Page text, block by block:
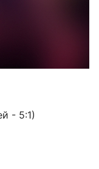
- 5:1)